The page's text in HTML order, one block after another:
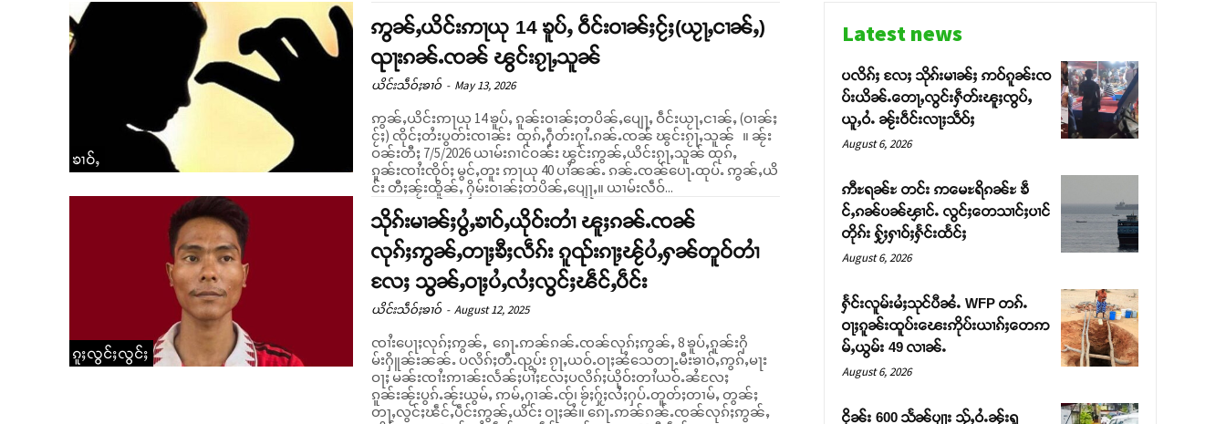
ၶၢဝ်ႇ
ဢွၼ်ႇယိင်းဢႃယု 14 ၶူပ်ႇ ဝဵင်းဝၢၼ်ႈငႂ်ႈ(ယႂႃႇငၢၼ်ႇ)
ၺႃးၵၼ်ႉၸၼ် ၽွင်းၵႂႃႇသူၼ်
ယိင်းသဵဝ်ႈၶၢဝ် - May 13, 2026
ဢွၼ်ႇယိင်းဢႃယု 14 ၶူပ်ႇ ၵူၼ်းဝၢၼ်ႈတပိၼ်ႇပျေႃႇ ဝဵင်းယႂႃႇငၢၼ်ႇ (ဝၢၼ်ႈ
ငႂ်ႈ) ၸိုင်ႈတႆးပွတ်းၸၢၼ်း ထုၵ်ႇႁဵတ်းႁၢႆႉၵၼ်ႉၸၼ် ၽွင်းၵႂႃႇသူၼ် ။ ၼႂ်း
ဝၼ်းတီႈ 7/5/2026 ယၢမ်းၵၢင်ဝၼ်း ၽွင်းဢွၼ်ႇယိင်းၵႂႃႇသူၼ် ထုၵ်ႇ
ၵူၼ်းၸၢႆးၸိုဝ်ႈ မွင်ႇတူး ဢႃယု 40 ပၢႆၼၼ်ႉ ၵၼ်ႉၸၼ်ပေႃႉထုပ်ႉ ဢွၼ်ႇယိ
င်း တီႈၼႂ်းထိူၼ်ႇ ႁိမ်းဝၢၼ်ႈတပိၼ်ႇပျေႃႇ။ ယၢမ်းလဵဝ်...
ၵူႈလွင်ႈလွင်ႈ
သိုၵ်းမၢၼ်ႈပွႆႇၶၢဝ်ႇယိုဝ်းတၢႆ ၽူႈၵၼ်ႉၸၼ်
လုၵ်ႈဢွၼ်ႇတႃႈၶီႈလဵၵ်း ၵူၺ်းၵႃႈၽႂ်ပႆႇႁၼ်တူဝ်တၢႆ
လႄႈ သွၼ်ႇဝႃႈပႆႇလႆႈလွင်ႈၽဵင်ႇပဵင်း
ယိင်းသဵဝ်ႈၶၢဝ် - August 12, 2025
ၸၢႆးပေႃႈလုၵ်ႈဢွၼ်ႇ ၵေႃႉဢၼ်ၵၼ်ႉၸၼ်လုၵ်ႈဢွၼ်ႇ 8 ၶူပ်ႇၵူၼ်းႁိ
မ်းႁိူၼ်းၼၼ်ႉ ပလိၵ်ႈတီႉၺွပ်း ၵႂႃႇယဝ်ႉဝႃႈၼႆသေတႃႉမီးၶၢဝ်ႇဢွၵ်ႇမႃး
ဝႃႈ မၼ်းၸၢႆးဢၢၼ်းလႅၼ်ႈပၢႆႈလႄႈပလိၵ်ႈယိုဝ်းတၢႆယဝ်ႉၼႆလႄႈ
ၵူၼ်းၼႂ်းပွၵ်ႉၼႂ်းယွမ်ႇ ဢမ်ႇႁၢၼ်ႉၸႂ်၊ ၶႂ်ႈႁႂ်ႈလႆႈႁပ်ႉတူတ်ႈတၢမ်ႇ တွၼ်ႈ
တႃႇလွင်ႈၽဵင်ႇပဵင်းဢွၼ်ႇယိင်း ဝႃႈၼႆ။ ၵေႃႉဢၼ်ၵၼ်ႉၸၼ်လုၵ်ႈဢွၼ်ႇ
Latest news
ပလိၵ်ႈ လႄႈ သိုၵ်းမၢၼ်ႈ ဢဝ်ၵူၼ်းၸ
ပ်းယိၼ်ႉတေႃႇလွင်းႁဵတ်းၽူႈၸွပ်ႇ
ယူႇဝႆႉ ၼႂ်းဝဵင်းလႃႈသဵဝ်ႈ
August 6, 2026
ဢီႊရၼ်ႊ တင်း ဢမေႊရိၵၼ်ႊ ၶဵ
င်ႇၵၼ်ပၼ်ၾၢင်ႉ လွင်ႈတေသၢင်ႈပၢင်
တိုၵ်း ႁႂ်ႈႁၢဝ်ႈႁႅင်းထႅင်ႈ
August 6, 2026
ႁႅင်းလူမ်းမႆႈသုင်ပီၼႆႉ WFP တၵ်ႉ
ဝႃႈၵူၼ်းထူပ်းၽေးဢိုပ်းယၢၵ်ႈတေဢ
မ်ႇယွမ်း 49 လၢၼ်ႉ
August 6, 2026
ငိုၼ်း 600 သႅၼ်ပျႃး သႂ်ႇဝႆႉၼႂ်းရူ